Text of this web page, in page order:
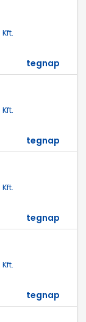
tegnap
tegnap
tegnap
tegnap